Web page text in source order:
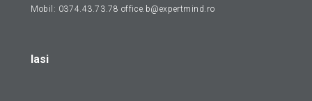
Mobil: 0374.43.73.78 office.b@expertmind.ro
Iasi